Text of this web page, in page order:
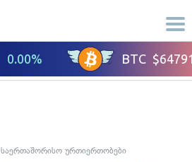
საერთაშორისო ურთიერთობები